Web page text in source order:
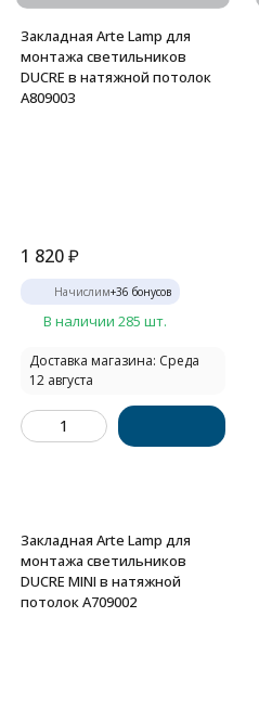
Закладная Arte Lamp для
монтажа светильников
DUCRE в натяжной потолок
A809003
1 820₽
Начислим+36 бонусов
В наличии 285 шт.
Доставка магазина: Среда
12 августа
Закладная Arte Lamp для
монтажа светильников
DUCRE MINI в натяжной
потолок A709002